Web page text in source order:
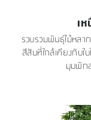
เ
รวบรวมพันธุ์ไม้หลา
สีสันที่ใกล้เคียงกับใ
มุมพัก